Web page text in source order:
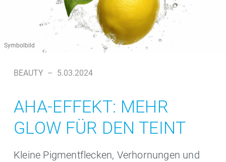
Symbolbild
BEAUTY – 5.03.2024
AHA-EFFEKT: MEHR
GLOW FÜR DEN TEINT
Kleine Pigmentflecken, Verhornungen und